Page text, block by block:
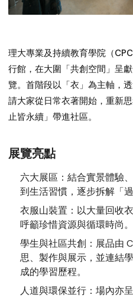
理大專業及持續教育學院（
行館，在大圍「共創空間」呈
覽。首階段以「衣」為主軸，
請大家從日常衣著開始，重新
止皆永續」帶進社區。
展覽亮點
六大展區 ：結合實景體驗
到生活習慣，逐步拆解「
衣服山裝置 ：以大量回收
呼籲珍惜資源與循環時尚。
學生與社區共創 ：展品由
思、製作與展示，並連結
成的學習歷程。
人道與環保並行 ：場內亦